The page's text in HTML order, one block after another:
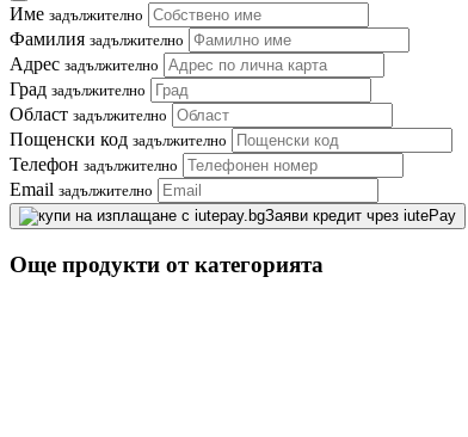
Име задължително
Фамилия задължително
Адрес задължително
Град задължително
Област задължително
Пощенски код задължително
Телефон задължително
Email задължително
Заяви кредит чрез iutePay
Още продукти от категорията